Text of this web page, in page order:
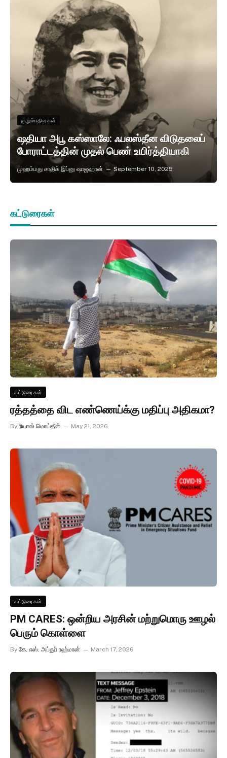
குறும்பதிவுகள்
ஷதியா அபூ கஸ்ஸாலே: ஃபலஸ்தீன விடுதலைப்
போராட்டத்தின் முதல் பெண் உயிர்த்தியாகி
முஹம்மது சாதிக் இப்னு ஷாஜஹான் September 10, 2025
கட்டுரைகள்
கட்டுரைகள்
ரத்தத்தை விட எண்ணெய்க்கு மதிப்பு அதிகமா?
By ரியாஸ் மொய்தீன் May 21, 2026
கட்டுரைகள்
PM CARES: ஒன்றிய அரசின் மற்றுமொரு ஊழல்
பெரும் கொள்ளை
By கே. எஸ். அப்துர் ரஹ்மான் March 17, 2026